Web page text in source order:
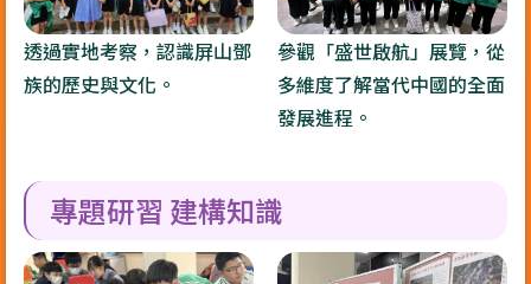
透過實地考察，認識屏山鄧
族的歷史與文化。
參觀「盛世啟航」展覽，從
多維度了解當代中國的全面
發展進程。
專題研習 建構知識